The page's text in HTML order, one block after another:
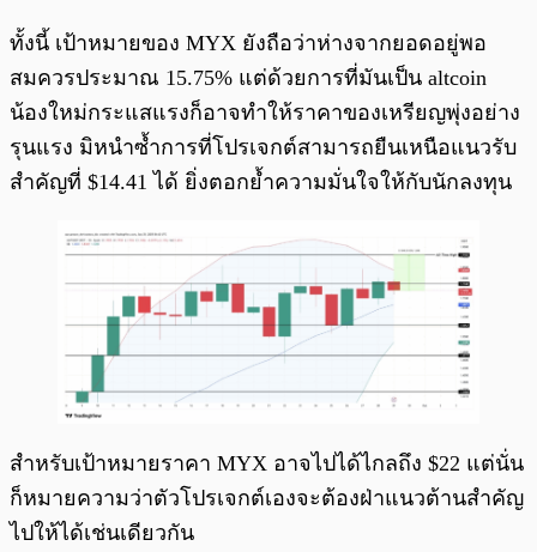
ทั้งนี้ เป้าหมายของ MYX ยังถือว่าห่างจากยอดอยู่พอ
สมควรประมาณ 15.75% แต่ด้วยการที่มันเป็น altcoin
น้องใหม่กระแสแรงก็อาจทำให้ราคาของเหรียญพุ่งอย่าง
รุนแรง มิหนำซ้ำการที่โปรเจกต์สามารถยืนเหนือแนวรับ
สำคัญที่ $14.41 ได้ ยิ่งตอกย้ำความมั่นใจให้กับนักลงทุน
สำหรับเป้าหมายราคา MYX อาจไปได้ไกลถึง $22 แต่นั่น
ก็หมายความว่าตัวโปรเจกต์เองจะต้องฝ่าแนวต้านสำคัญ
ไปให้ได้เช่นเดียวกัน